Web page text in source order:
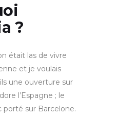
?
était las de vivre
et je voulais
une ouverture sur
l’Espagne ; le
porté sur Barcelone.